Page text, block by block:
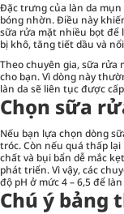
Đặc trưng của làn da
bóng nhờn. Điều này
sữa rửa mặt nhiều bọt để
bị khô, tăng tiết dầu và
Theo chuyên gia, sữa rửa
cho bạn. Vì dòng này
làn da sẽ liên tục được
Chọn sữa
Nếu bạn lựa chọn dòng
tróc. Còn nếu quá thấp
chất và bụi bẩn dễ mắc
phát triển. Vì vậy, các
độ pH ở mức 4 – 6,5 để
Chú ý bảng